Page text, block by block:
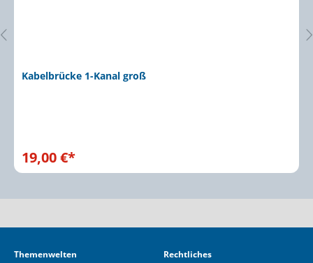
Kabelbrücke 1-Kanal groß
19,00 €*
Themenwelten
Rechtliches